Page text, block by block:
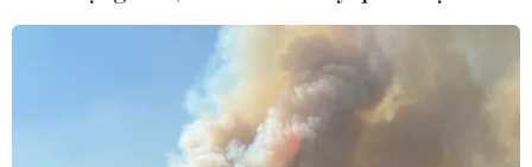
2.000 dự án tồn đọng, khơi thông